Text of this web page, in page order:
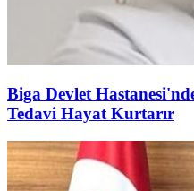
Biga Devlet
Tedavi Hayat Kurtarır